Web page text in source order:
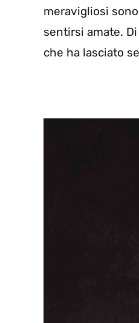
meravigliosi
sentirsi amate.
che ha lasciato